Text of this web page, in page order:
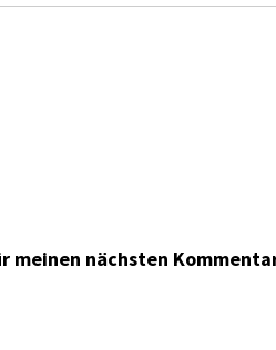
meinen nächsten